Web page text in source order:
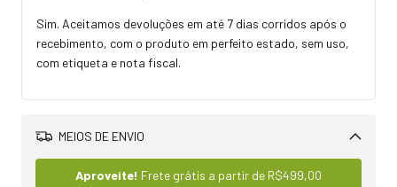
Sim. Aceitamos devoluções em até 7 dias corridos após o
recebimento, com o produto em perfeito estado, sem uso,
com etiqueta e nota fiscal.
MEIOS DE ENVIO
Aproveite! Frete grátis a partir de R$499,00